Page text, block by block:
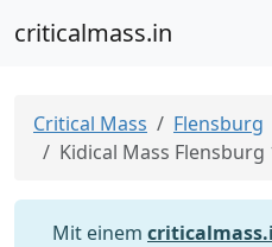
criticalmass.in
Critical Mass
Flensburg
Kidical Mass Flensburg
Mit einem